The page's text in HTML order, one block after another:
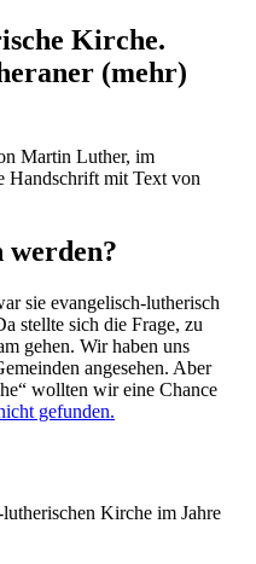
Kirche.
(mehr)
werden?
sie evangelisch-lutherisch
stellte sich die Frage, zu
gehen. Wir haben uns
angesehen. Aber
wollten wir eine Chance
gefunden.
Kirche im Jahre